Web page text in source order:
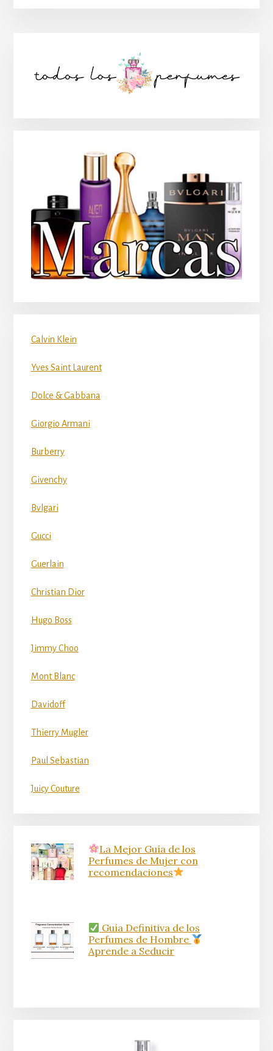
lateral
Calvin Klein
Yves Saint Laurent
Dolce & Gabbana
Giorgio Armani
Burberry
Givenchy
Bvlgari
Gucci
Guerlain
Christian Dior
Hugo Boss
Jimmy Choo
Mont Blanc
Davidoff
Thierry Mugler
Paul Sebastian
Juicy Couture
La Mejor Guía de los
Perfumes de Mujer con
recomendaciones
Guía Definitiva de los
Perfumes de Hombre
Aprende a Seducir